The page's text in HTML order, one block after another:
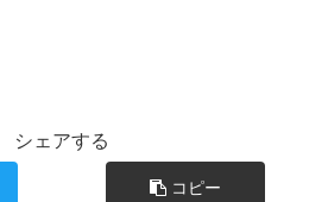
シェアする
コピー